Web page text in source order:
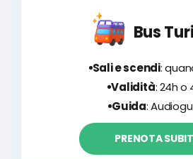
Bus
Sali e scendi:
Validità: 24h o
Guida:
PRENOTA